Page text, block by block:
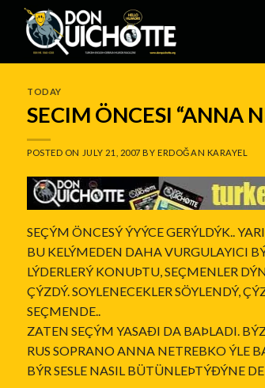
TODAY
SECIM ÖNCESI “ANNA
POSTED ON JULY 21, 2007 BYERDOĞAN KARAYEL
SEÇÝM ÖNCESÝ ÝYÝCE GERÝLDÝK..
BU KELÝMEDEN DAHA VURGULAYICI
LÝDERLERÝ KONUÞTU, SEÇMENLER
ÇÝZDÝ. SOYLENECEKLER SÖYLENDÝ,
SEÇMENDE..
ZATEN SEÇÝM YASAÐI DA BAÞLADI.
RUS SOPRANO ANNA NETREBKO ÝLE
BÝR SESLE NASIL BÜTÜNLEÞTÝÐÝNE